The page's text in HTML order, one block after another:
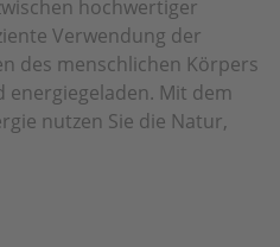
hochwertiger
Verwendung der
des menschlichen Körpers
energiegeladen. Mit dem
nutzen Sie die Natur,